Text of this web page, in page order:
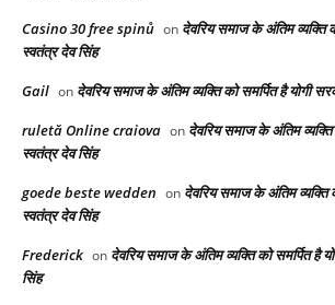
Casino 30 free spinů on देवरिय समाज के अंतिम व्यक्ति
स्वतंत्र देव सिंह
Gail on देवरिय समाज के अंतिम व्यक्ति को समर्पित है योगी
ruletă Online craiova on देवरिय समाज के अंतिम व्यक्ति
स्वतंत्र देव सिंह
goede beste wedden on देवरिय समाज के अंतिम व्यक्ति
स्वतंत्र देव सिंह
Frederick on देवरिय समाज के अंतिम व्यक्ति को समर्पित है
सिंह